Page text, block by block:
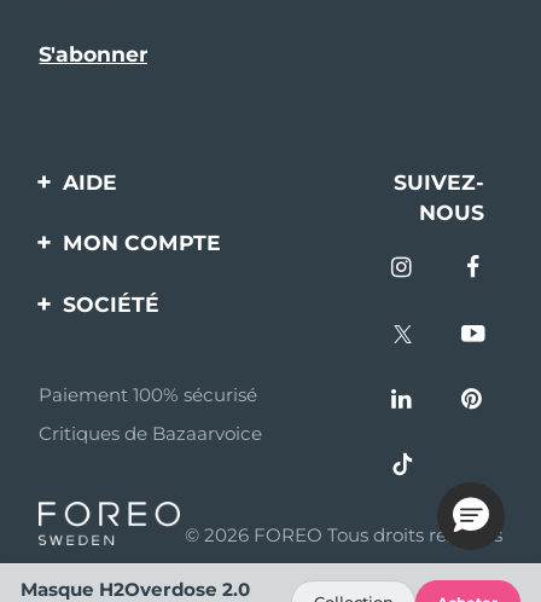
AIDE
Contactez-nous
livraisons
Questions et réponses
Informations sur la
SUIVEZ-
NOUS
MON COMPTE
Enregistrement produit
SOCIÉTÉ
Programme d’affiliation
Nouvelles d'affiliation
Partenaires
distributeurs
Paiement 100% sécurisé
Critiques de Bazaarvoice
© 2026 FOREO Tous droits réservés
Masque H2Overdose 2.0